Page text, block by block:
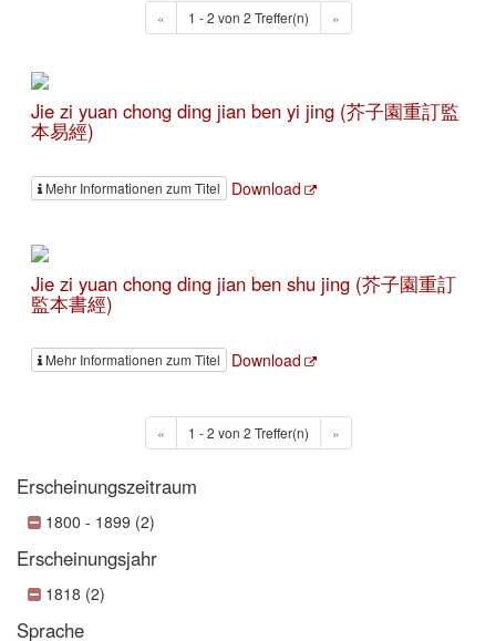
« 1 - 2 von 2 Treffer(n) »
Jie zi yuan chong ding jian ben yi jing (芥子園重訂監
本易經)
Mehr Informationen zum Titel Download
Jie zi yuan chong ding jian ben shu jing (芥子園重訂
監本書經)
Mehr Informationen zum Titel Download
« 1 - 2 von 2 Treffer(n) »
Erscheinungszeitraum
1800 - 1899 (2)
Erscheinungsjahr
1818 (2)
Sprache